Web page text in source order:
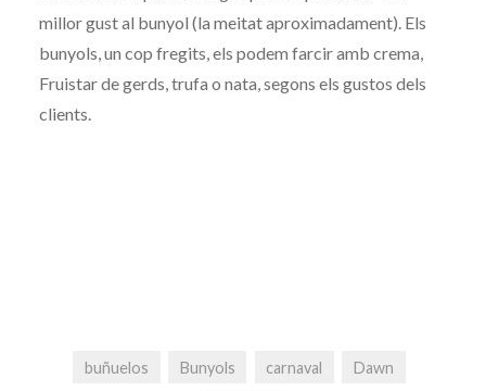
millor gust al bunyol (la meitat aproximadament). Els
bunyols, un cop fregits, els podem farcir amb crema,
Fruistar de gerds, trufa o nata, segons els gustos dels
clients.
buñuelos Bunyols carnaval Dawn